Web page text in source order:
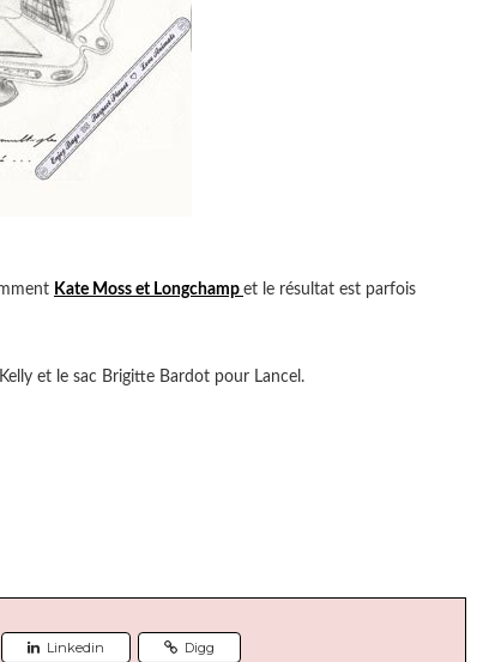
Kate Moss et Longchamp et le résultat est parfois
et le sac Brigitte Bardot pour Lancel.
Linkedin Digg